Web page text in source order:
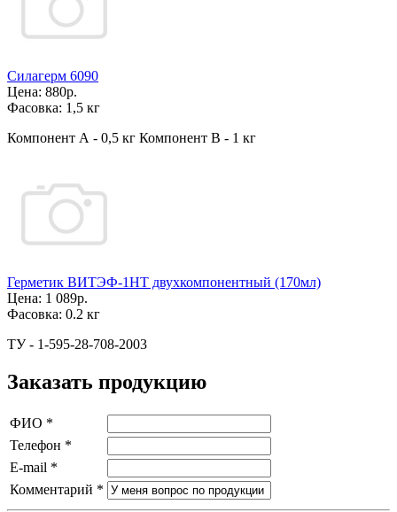
Силагерм 6090
Цена: 880р.
Фасовка: 1,5 кг
Компонент А - 0,5 кг Компонент В - 1 кг
Герметик ВИТЭФ-1НТ двухкомпонентный (170мл)
Цена: 1 089р.
Фасовка: 0.2 кг
ТУ - 1-595-28-708-2003
Заказать продукцию
ФИО *
Телефон *
E-mail *
Комментарий *